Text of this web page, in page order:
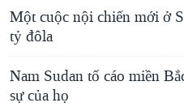
Một cuộc nội chiến mới ở
tỷ đôla
Nam Sudan tố cáo miền
sự của họ